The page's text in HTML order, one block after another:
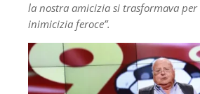
la nostra amicizia si trasformava
inimicizia feroce”.